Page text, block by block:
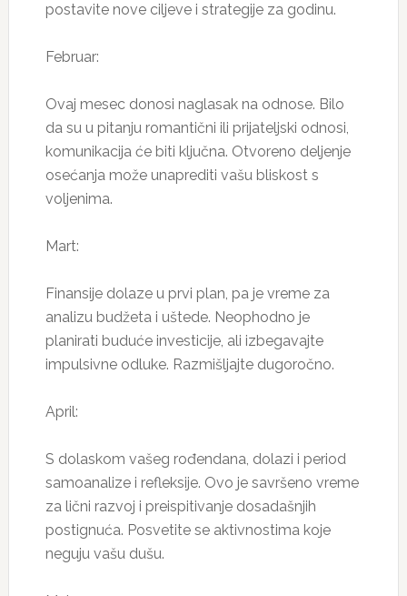
postavite nove ciljeve i strategije za godinu.
Februar:
Ovaj mesec donosi naglasak na odnose. Bilo
da su u pitanju romantični ili prijateljski odnosi,
komunikacija će biti ključna. Otvoreno deljenje
osećanja može unaprediti vašu bliskost s
voljenima.
Mart:
Finansije dolaze u prvi plan, pa je vreme za
analizu budžeta i uštede. Neophodno je
planirati buduće investicije, ali izbegavajte
impulsivne odluke. Razmišljajte dugoročno.
April:
S dolaskom vašeg rođendana, dolazi i period
samoanalize i refleksije. Ovo je savršeno vreme
za lični razvoj i preispitivanje dosadašnjih
postignuća. Posvetite se aktivnostima koje
neguju vašu dušu.